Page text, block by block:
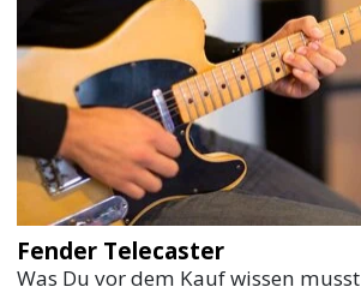
Fender Telecaster
Was Du vor dem Kauf wissen musst